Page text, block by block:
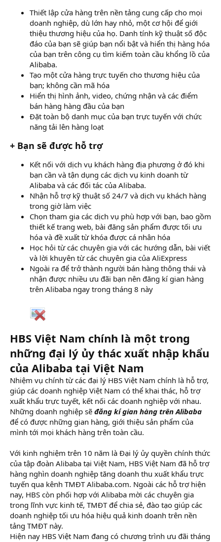
Thiết lập cửa hàng trên nền tảng cung cấp cho mọi
doanh nghiệp, dù lớn hay nhỏ, một cơ hội để giới
thiệu thương hiệu của họ. Danh tính kỹ thuật số độc
đáo của bạn sẽ giúp bạn nổi bật và hiển thị hàng hóa
của bạn trên công cụ tìm kiếm toàn cầu khổng lồ của
Alibaba.
Tạo một cửa hàng trực tuyến cho thương hiệu của
bạn; không cần mã hóa
Hiển thị hình ảnh, video, chứng nhận và các điểm
bán hàng hàng đầu của bạn
Đặt toàn bộ danh mục của bạn trực tuyến với chức
năng tải lên hàng loạt
+ Bạn sẽ được hỗ trợ
Kết nối với dịch vụ khách hàng địa phương ở đó khi
bạn cần và tận dụng các dịch vụ kinh doanh từ
Alibaba và các đối tác của Alibaba.
Nhận hỗ trợ kỹ thuật số 24/7 và dịch vụ khách hàng
trong giờ làm việc
Chọn tham gia các dịch vụ phù hợp với bạn, bao gồm
thiết kế trang web, bài đăng sản phẩm được tối ưu
hóa và đề xuất từ khóa được cá nhân hóa
Học hỏi từ các chuyên gia với các hướng dẫn, bài viết
và lời khuyên từ các chuyên gia của AliExpress
Ngoài ra để trở thành người bán hàng thông thái và
nhận được nhiều ưu đãi bạn nên đăng kí gian hàng
trên Alibaba ngay trong tháng 8 này
HBS Việt Nam chính là một trong
những đại lý ủy thác xuất nhập khẩu
của Alibaba tại Việt Nam
Nhiệm vụ chính từ các đại lý HBS Việt Nam chính là hỗ trợ,
giúp các doanh nghiệp Việt Nam có thể khai thác, hỗ trợ
xuất khẩu trực tuyết, kết nối các doanh nghiệp với nhau.
Những doanh nghiệp sẽ đăng kí gian hàng trên Alibaba
để có được những gian hàng, giới thiệu sản phẩm của
mình tới mọi khách hàng trên toàn cầu.
Với kinh nghiệm trên 10 năm là Đại lý ủy quyền chính thức
của tập đoàn Alibaba tại Việt Nam, HBS Việt Nam đã hỗ trợ
hàng nghìn doanh nghiệp tăng doanh thu xuất khẩu trực
tuyến qua kênh TMĐT Alibaba.com. Ngoài các hỗ trợ hiện
nay, HBS còn phối hợp với Alibaba mời các chuyên gia
trong lĩnh vực kinh tế, TMĐT để chia sẻ, đào tạo giúp các
doanh nghiệp tối ưu hóa hiệu quả kinh doanh trên nền
tảng TMĐT này.
Hiện nay HBS Việt Nam đang có chương trình ưu đãi tháng